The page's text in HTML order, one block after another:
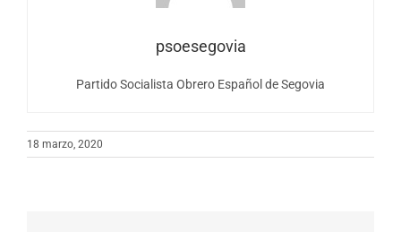
psoesegovia
Partido Socialista Obrero Español de Segovia
18 marzo, 2020